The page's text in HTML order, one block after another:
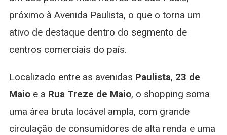
próximo à Avenida Paulista, o que o torna um
ativo de destaque dentro do segmento de
centros comerciais do país.
Localizado entre as avenidas Paulista, 23 de
Maioe a Rua Treze de Maio, o shopping soma
uma área bruta locável ampla, com grande
circulação de consumidores de alta renda e uma